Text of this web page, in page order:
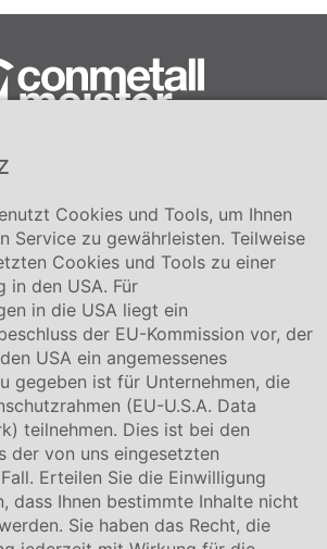
Meister GmbH
+49 5141-180
info@conmetallmeister.de
& Kontakt
Cookies und Tools, um Ihnen
Service zu gewährleisten. Teilweise
Cookies und Tools zu einer
in den USA. Für
in die USA liegt ein
der EU-Kommission vor, der
USA ein angemessenes
gegeben ist für Unternehmen, die
(EU-U.S.A. Data
teilnehmen. Dies ist bei den
der von uns eingesetzten
Erteilen Sie die Einwilligung
dass Ihnen bestimmte Inhalte nicht
Sie haben das Recht, die